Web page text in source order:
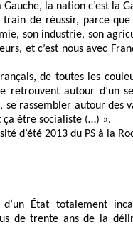
Gauche, la nation c’est la
train de réussir, parce
son industrie, son
et c’est nous avec
de toutes les
retrouvent autour d’un
se rassembler autour des
ça être socialiste (…) ».
d’été 2013 du PS à la
État totalement
de trente ans de la